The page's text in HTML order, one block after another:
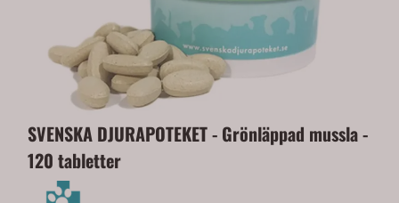
SVENSKA DJURAPOTEKET - Grönläppad mussla -
120 tabletter